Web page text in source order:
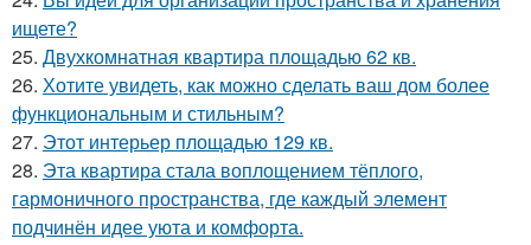
ищете?
25. Двухкомнатная квартира площадью 62 кв.
26. Хотите увидеть, как можно сделать ваш дом более
функциональным и стильным?
27. Этот интерьер площадью 129 кв.
28. Эта квартира стала воплощением тёплого,
гармоничного пространства, где каждый элемент
подчинён идее уюта и комфорта.